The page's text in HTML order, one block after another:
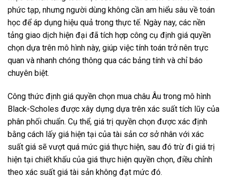
phức tạp, nhưng người dùng không cần am hiểu sâu về toán
học để áp dụng hiệu quả trong thực tế. Ngày nay, các nền
tảng giao dịch hiện đại đã tích hợp công cụ định giá quyền
chọn dựa trên mô hình này, giúp việc tính toán trở nên trực
quan và nhanh chóng thông qua các bảng tính và chỉ báo
chuyên biệt.
Công thức định giá quyền chọn mua châu Âu trong mô hình
Black-Scholes được xây dựng dựa trên xác suất tích lũy của
phân phối chuẩn. Cụ thể, giá trị quyền chọn được xác định
bằng cách lấy giá hiện tại của tài sản cơ sở nhân với xác
suất giá sẽ vượt quá mức giá thực hiện, sau đó trừ đi giá trị
hiện tại chiết khấu của giá thực hiện quyền chọn, điều chỉnh
theo xác suất giá tài sản không đạt mức đó.